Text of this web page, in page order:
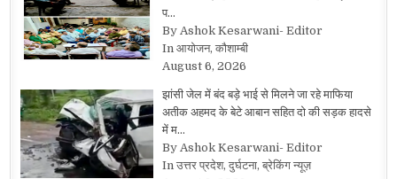
प…
By Ashok Kesarwani- Editor
In आयोजन, कौशाम्बी
August 6, 2026
झांसी जेल में बंद बड़े भाई से मिलने जा रहे माफिया
अतीक अहमद के बेटे आबान सहित दो की सड़क हादसे
में म…
By Ashok Kesarwani- Editor
In उत्तर प्रदेश, दुर्घटना, ब्रेकिंग न्यूज़